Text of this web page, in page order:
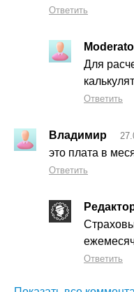
Ответить
Для
Ответить
Владимир
это плата в
Ответить
Ответить